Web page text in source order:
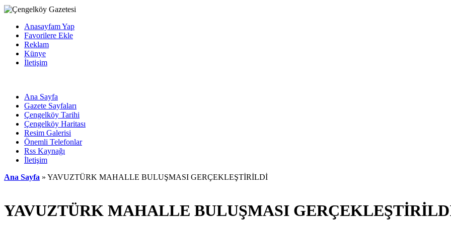
Anasayfam Yap
Favorilere Ekle
Reklam
Künye
İletişim
Ana Sayfa
Gazete Sayfaları
Çengelköy Tarihi
Çengelköy Haritası
Resim Galerisi
Önemli Telefonlar
Rss Kaynağı
İletişim
Ana Sayfa » YAVUZTÜRK MAHALLE BULUŞMASI GERÇEKLEŞTİRİLDİ
YAVUZTÜRK MAHALLE BULUŞMASI